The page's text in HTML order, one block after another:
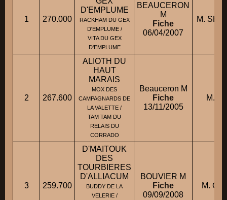
1 270.000
D'EMPLUME
RACKHAM DU GEX
D'EMPLUME /
VITA DU GEX
D'EMPLUME
BEAUCERON
M
Fiche
06/04/2007
M.
2 267.600
ALIOTH DU
HAUT
MARAIS
MOX DES
CAMPAGNARDS DE
LA VALETTE /
TAM TAM DU
RELAIS DU
CORRADO
Beauceron M
Fiche
13/11/2005
M.
3 259.700
D'MAITOUK
DES
TOURBIERES
D'ALLIACUM
BUDDY DE LA
VELERIE /
BOUVIER M
Fiche
09/09/2008
M.